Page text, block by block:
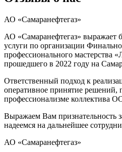
АО «Самаранефтегаз»
АО «Самаранефтегаз» выражает
услуги по организации
профессионального мастерства
прошедшего в 2022 году на
Ответственный подход к
оперативное принятие решений,
профессионализме
Выражаем Вам признательность
надеемся на дальнейшее
АО «Самаранефтегаз»